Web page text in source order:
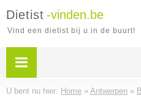
Dietist -vinden.be
Vind een dietist bij u in de buurt!
U bent nu hier: Home » Antwerpen »